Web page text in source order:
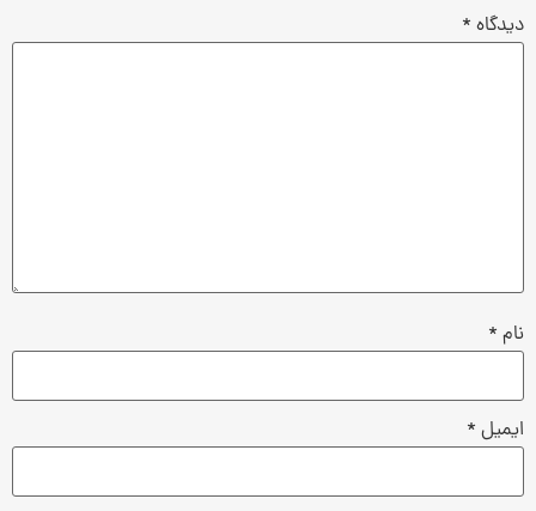
دیدگاه *
نام *
ایمیل *